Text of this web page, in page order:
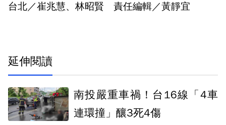
台北／崔兆慧、林昭賢 責任編輯／黃靜宜
延伸閱讀
南投嚴重車禍！台16線「4車
連環撞」釀3死4傷